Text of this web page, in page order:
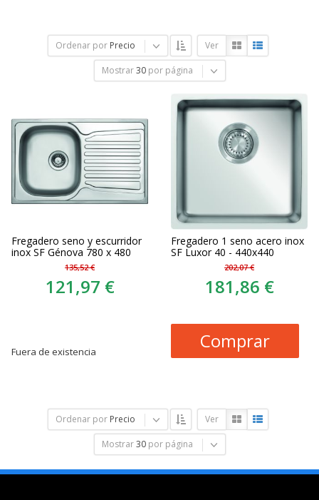
Ordenar por Precio Ver
Mostrar 30 por página
Fregadero seno y escurridor
inox SF Génova 780 x 480
135,52 €
121,97 €
Fuera de existencia
Fregadero 1 seno acero inox
SF Luxor 40 - 440x440
202,07 €
181,86 €
Comprar
Ordenar por Precio Ver
Mostrar 30 por página